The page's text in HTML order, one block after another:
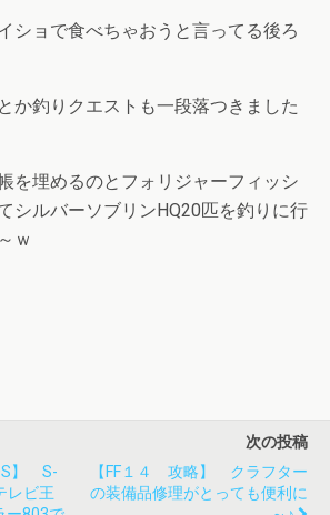
ショで食べちゃおうと言ってる後ろ
か釣りクエストも一段落つきました
を埋めるのとフォリジャーフィッシ
シルバーソブリンHQ20匹を釣りに行
ｗ
】 S-
レビ王
次の投稿
【FF１４ 攻略】 クラフター
の装備品修理がとっても便利に